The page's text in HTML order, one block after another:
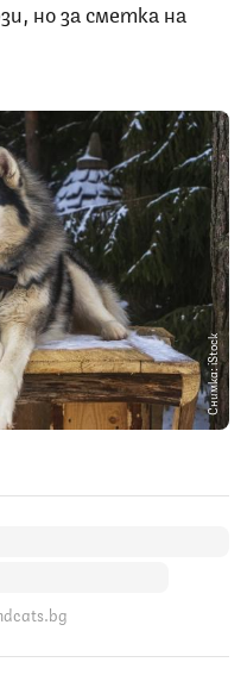
но за сметка на
Снимка: iStock